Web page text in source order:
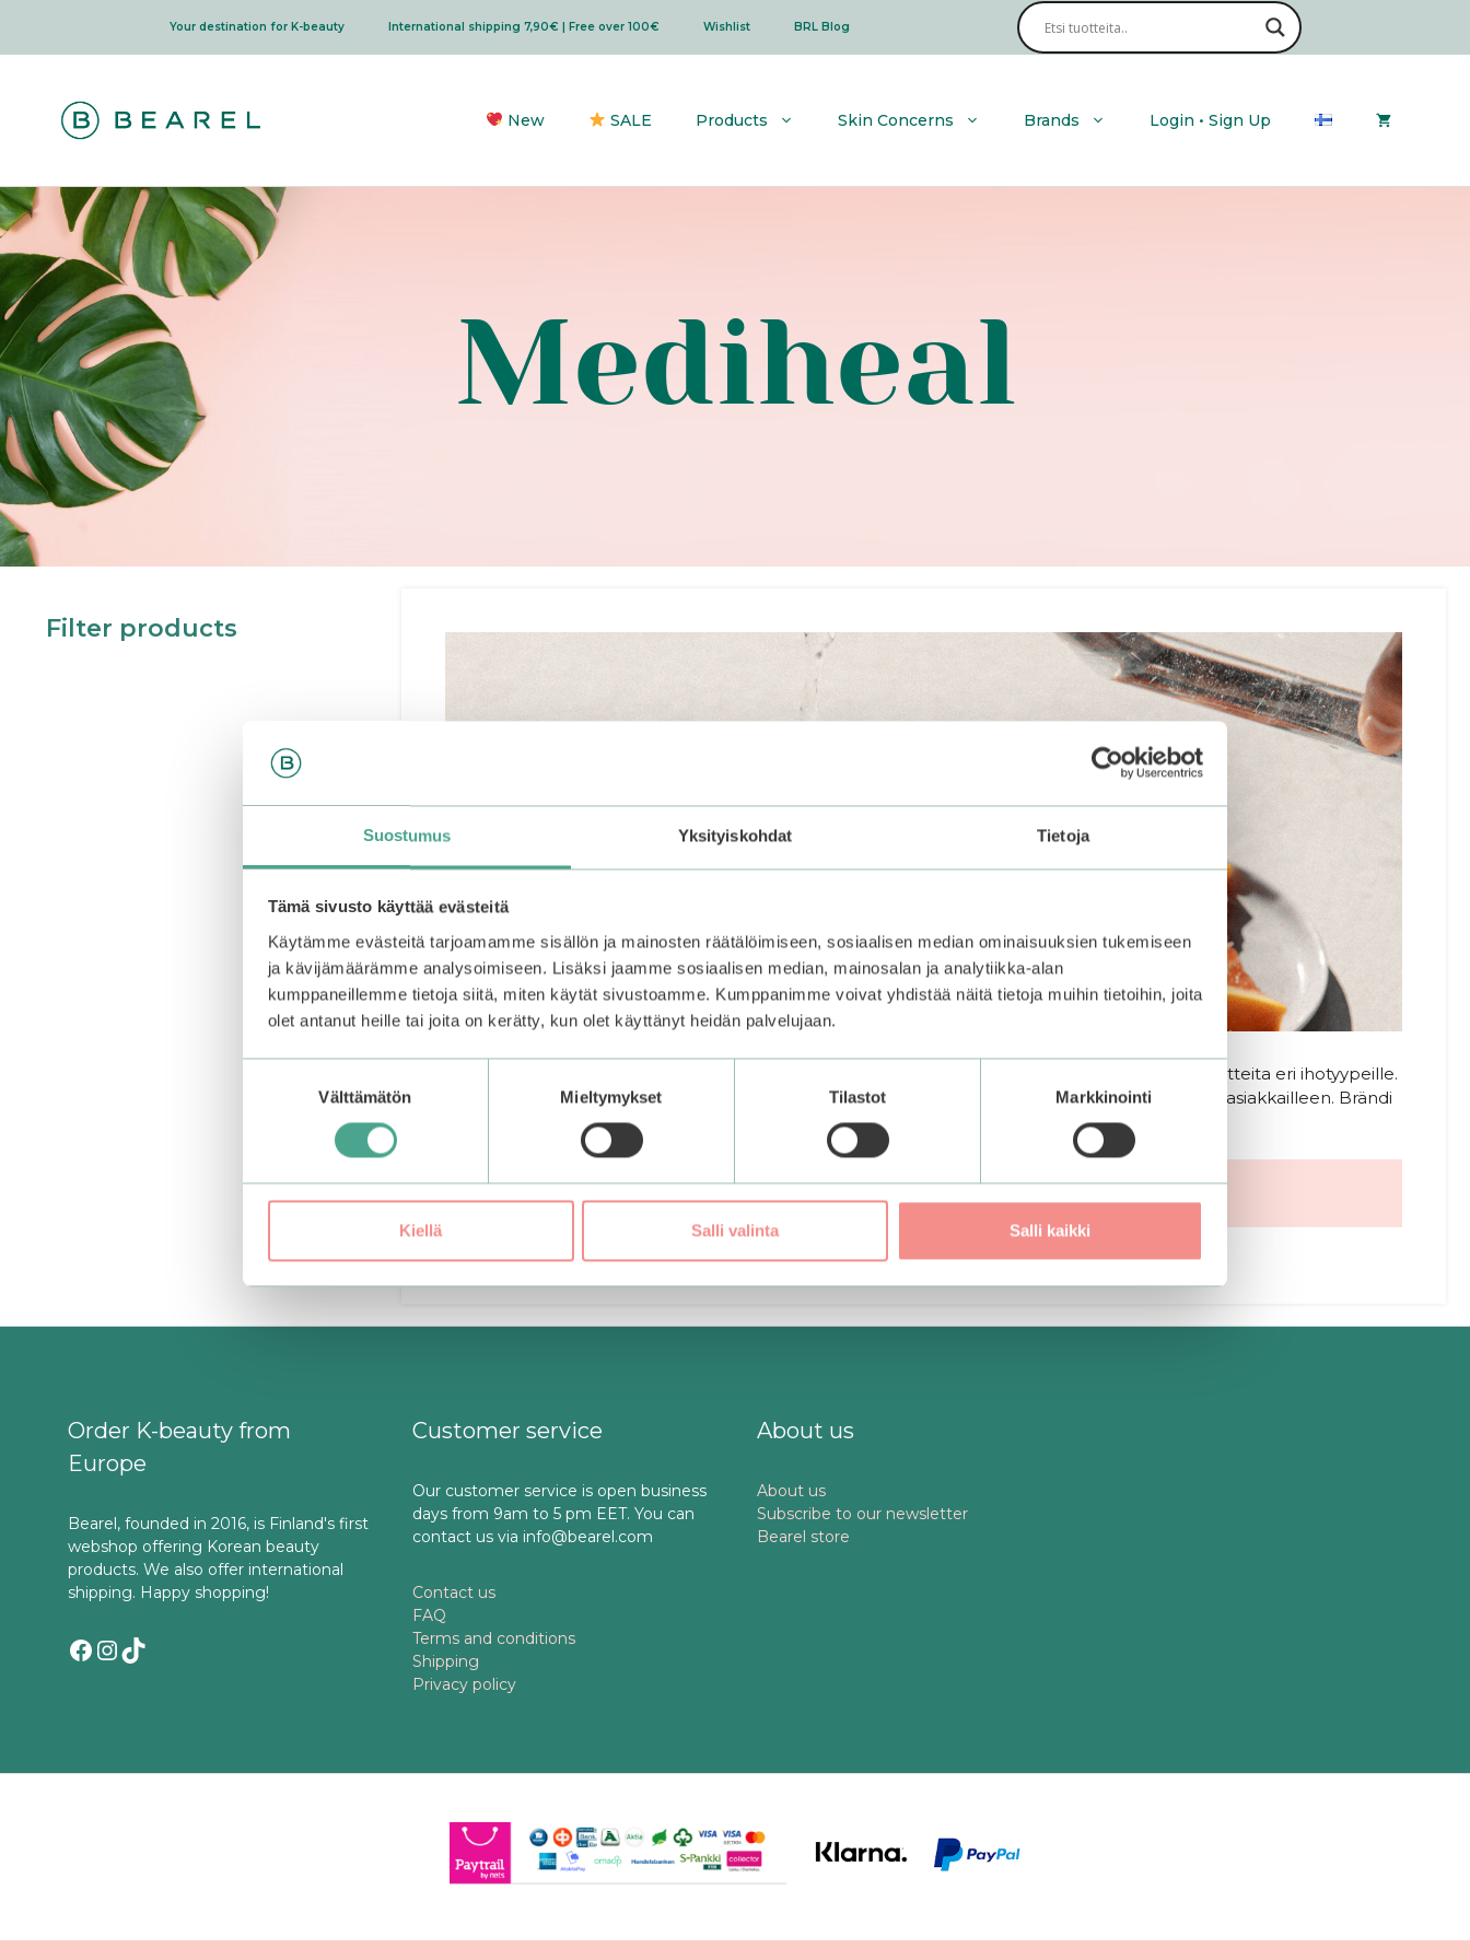
Suostumus Yksityiskohdat Tietoja
Tämä sivusto käyttää evästeitä
Käytämme evästeitä tarjoamamme sisällön ja mainosten räätälöimiseen, sosiaalisen median ominaisuuksien tukemiseen
ja kävijämäärämme analysoimiseen. Lisäksi jaamme sosiaalisen median, mainosalan ja analytiikka-alan
kumppaneillemme tietoja siitä, miten käytät sivustoamme. Kumppanimme voivat yhdistää näitä tietoja muihin tietoihin, joita
olet antanut heille tai joita on kerätty, kun olet käyttänyt heidän palvelujaan.
Välttämätön Mieltymykset Tilastot Markkinointi
Kiellä Salli valinta Salli kaikki
content
Your destination for K-beauty International shipping 7,90€ | Free over 100€ Wishlist BRL Blog
New SALE Products Skin Concerns Brands Login • Sign Up
Mediheal
Kangasnaamioihin erikoistunut brändi, jolla on laaja valikoima kangasnaamioita ja ihonhoitotuotteita eri ihotyypeille.
Mediheal panostaa laadukkaisiin raaka-aineisiin, jotta he voivat tarjota huippuluokan tuotteita asiakkailleen. Brändi
on rakentanut mainettaan jo yli 10 vuoden ajan.
Filter products
Order K-beauty from
Europe
Bearel, founded in 2016, is Finland's first
webshop offering Korean beauty
products. We also offer international
shipping. Happy shopping!
Facebook
Instagram
TikTok
Customer service
Our customer service is open business
days from 9am to 5 pm EET. You can
contact us via info@bearel.com
Contact us
FAQ
Terms and conditions
Shipping
Privacy policy
About us
About us
Subscribe to our newsletter
Bearel store